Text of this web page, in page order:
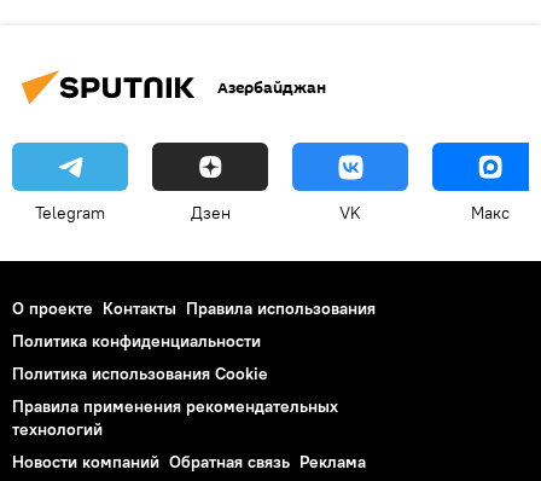
Азербайджан
Telegram Дзен VK Макс
О проекте Контакты Правила использования
Политика конфиденциальности
Политика использования Cookie
Правила применения рекомендательных
технологий
Новости компаний Обратная связь Реклама